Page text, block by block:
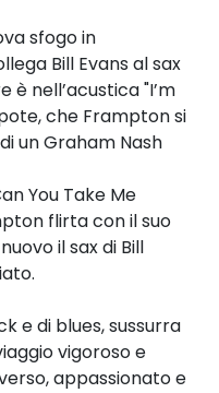
sfogo in
Bill Evans al sax
nell’acustica "I’m
che Frampton si
un Graham Nash
You Take Me
flirta con il suo
il sax di Bill
e di blues, sussurra
vigoroso e
appassionato e